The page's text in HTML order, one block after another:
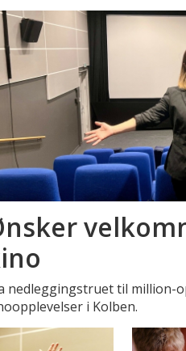
nedleggingstruet til million-
i Kolben.